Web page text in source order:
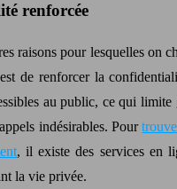
renforcée
raisons pour lesquelles on
de renforcer la
au public, ce qui limite
indésirables. Pour
, il existe des services en
la vie privée.